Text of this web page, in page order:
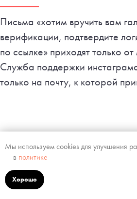
Письма «хотим вручить вам
верификации, подтвердите
по ссылке» приходят только
Служба поддержки
только на почту, к которой
Виды аккаунтов в
Определитесь, зачем вам
чтобы сразу правильно
Мы используем cookies для улучшения
— в политике
Хорошо